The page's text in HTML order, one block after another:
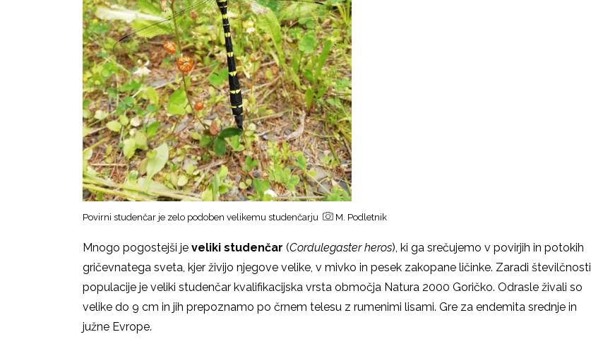
Povirni studenčar je zelo podoben velikemu studenčarju M. Podletnik
Mnogo pogostejši je veliki studenčar (Cordulegaster heros), ki ga srečujemo v povirjih in potokih
gričevnatega sveta, kjer živijo njegove velike, v mivko in pesek zakopane ličinke. Zaradi številčnosti
populacije je veliki studenčar kvalifikacijska vrsta območja Natura 2000 Goričko. Odrasle živali so
velike do 9 cm in jih prepoznamo po črnem telesu z rumenimi lisami. Gre za endemita srednje in
južne Evrope.